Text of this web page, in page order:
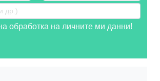
обработка на личните ми данни!